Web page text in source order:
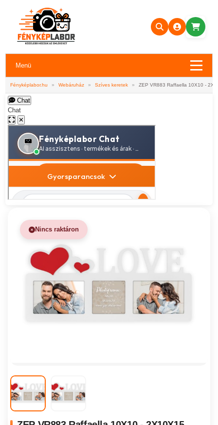
Menü
Fényképlabor.hu » Webáruház » Szíves keretek » ZEP VR883 Raffaella 10X10 -
Chat
Chat
✕
Nincs raktáron